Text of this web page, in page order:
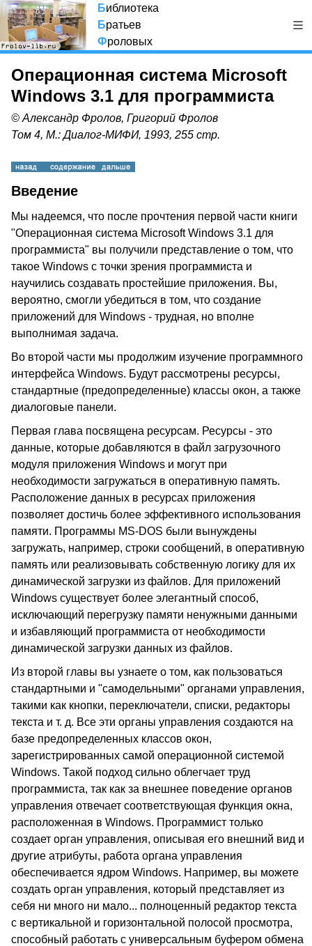
Библиотека
Братьев
Фроловых
Операционная система Microsoft
Windows 3.1 для программиста
© Александр Фролов, Григорий Фролов
Том 4, М.: Диалог-МИФИ, 1993, 255 стр.
Введение
Мы надеемся, что после прочтения первой части книги
"Операционная система Microsoft Windows 3.1 для
программиста" вы получили представление о том, что
такое Windows с точки зрения программиста и
научились создавать простейшие приложения. Вы,
вероятно, смогли убедиться в том, что создание
приложений для Windows - трудная, но вполне
выполнимая задача.
Во второй части мы продолжим изучение программного
интерфейса Windows. Будут рассмотрены ресурсы,
стандартные (предопределенные) классы окон, а также
диалоговые панели.
Первая глава посвящена ресурсам. Ресурсы - это
данные, которые добавляются в файл загрузочного
модуля приложения Windows и могут при
необходимости загружаться в оперативную память.
Расположение данных в ресурсах приложения
позволяет достичь более эффективного использования
памяти. Программы MS-DOS были вынуждены
загружать, например, строки сообщений, в оперативную
память или реализовывать собственную логику для их
динамической загрузки из файлов. Для приложений
Windows существует более элегантный способ,
исключающий перегрузку памяти ненужными данными
и избавляющий программиста от необходимости
динамической загрузки данных из файлов.
Из второй главы вы узнаете о том, как пользоваться
стандартными и "самодельными" органами управления,
такими как кнопки, переключатели, списки, редакторы
текста и т. д. Все эти органы управления создаются на
базе предопределенных классов окон,
зарегистрированных самой операционной системой
Windows. Такой подход сильно облегчает труд
программиста, так как за внешнее поведение органов
управления отвечает соответствующая функция окна,
расположенная в Windows. Программист только
создает орган управления, описывая его внешний вид и
другие атрибуты, работа органа управления
обеспечивается ядром Windows. Например, вы можете
создать орган управления, который представляет из
себя ни много ни мало... полноценный редактор текста
с вертикальной и горизонтальной полосой просмотра,
способный работать с универсальным буфером обмена